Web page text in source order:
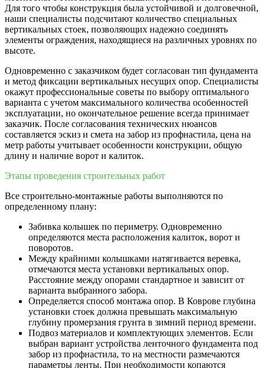
Для того чтобы конструкция была устойчивой и долговечной,
наши специалисты подсчитают количество специальных
вертикальных стоек, позволяющих надежно соединять
элементы ограждения, находящиеся на различных уровнях по
высоте.
Одновременно с заказчиком будет согласован тип фундамента
и метод фиксации вертикальных несущих опор. Специалисты
окажут профессиональные советы по выбору оптимального
варианта с учетом максимального количества особенностей
эксплуатации, но окончательное решение всегда принимает
заказчик. После согласования технических нюансов
составляется эскиз и смета на забор из профнастила, цена на
метр работы учитывает особенности конструкции, общую
длину и наличие ворот и калиток.
Этапы проведения строительных работ
Все строительно-монтажные работы выполняются по
определенному плану:
Забивка колышек по периметру. Одновременно
определяются места расположения калиток, ворот и
поворотов.
Между крайними колышками натягивается веревка,
отмечаются места установки вертикальных опор.
Расстояние между опорами стандартное и зависит от
варианта выбранного забора.
Определяется способ монтажа опор. В Коврове глубина
установки стоек должна превышать максимальную
глубину промерзания грунта в зимний период времени.
Подвоз материалов и комплектующих элементов. Если
выбран вариант устройства ленточного фундамента под
забор из профнастила, то на местности размечаются
параметры ленты. При необходимости копаются